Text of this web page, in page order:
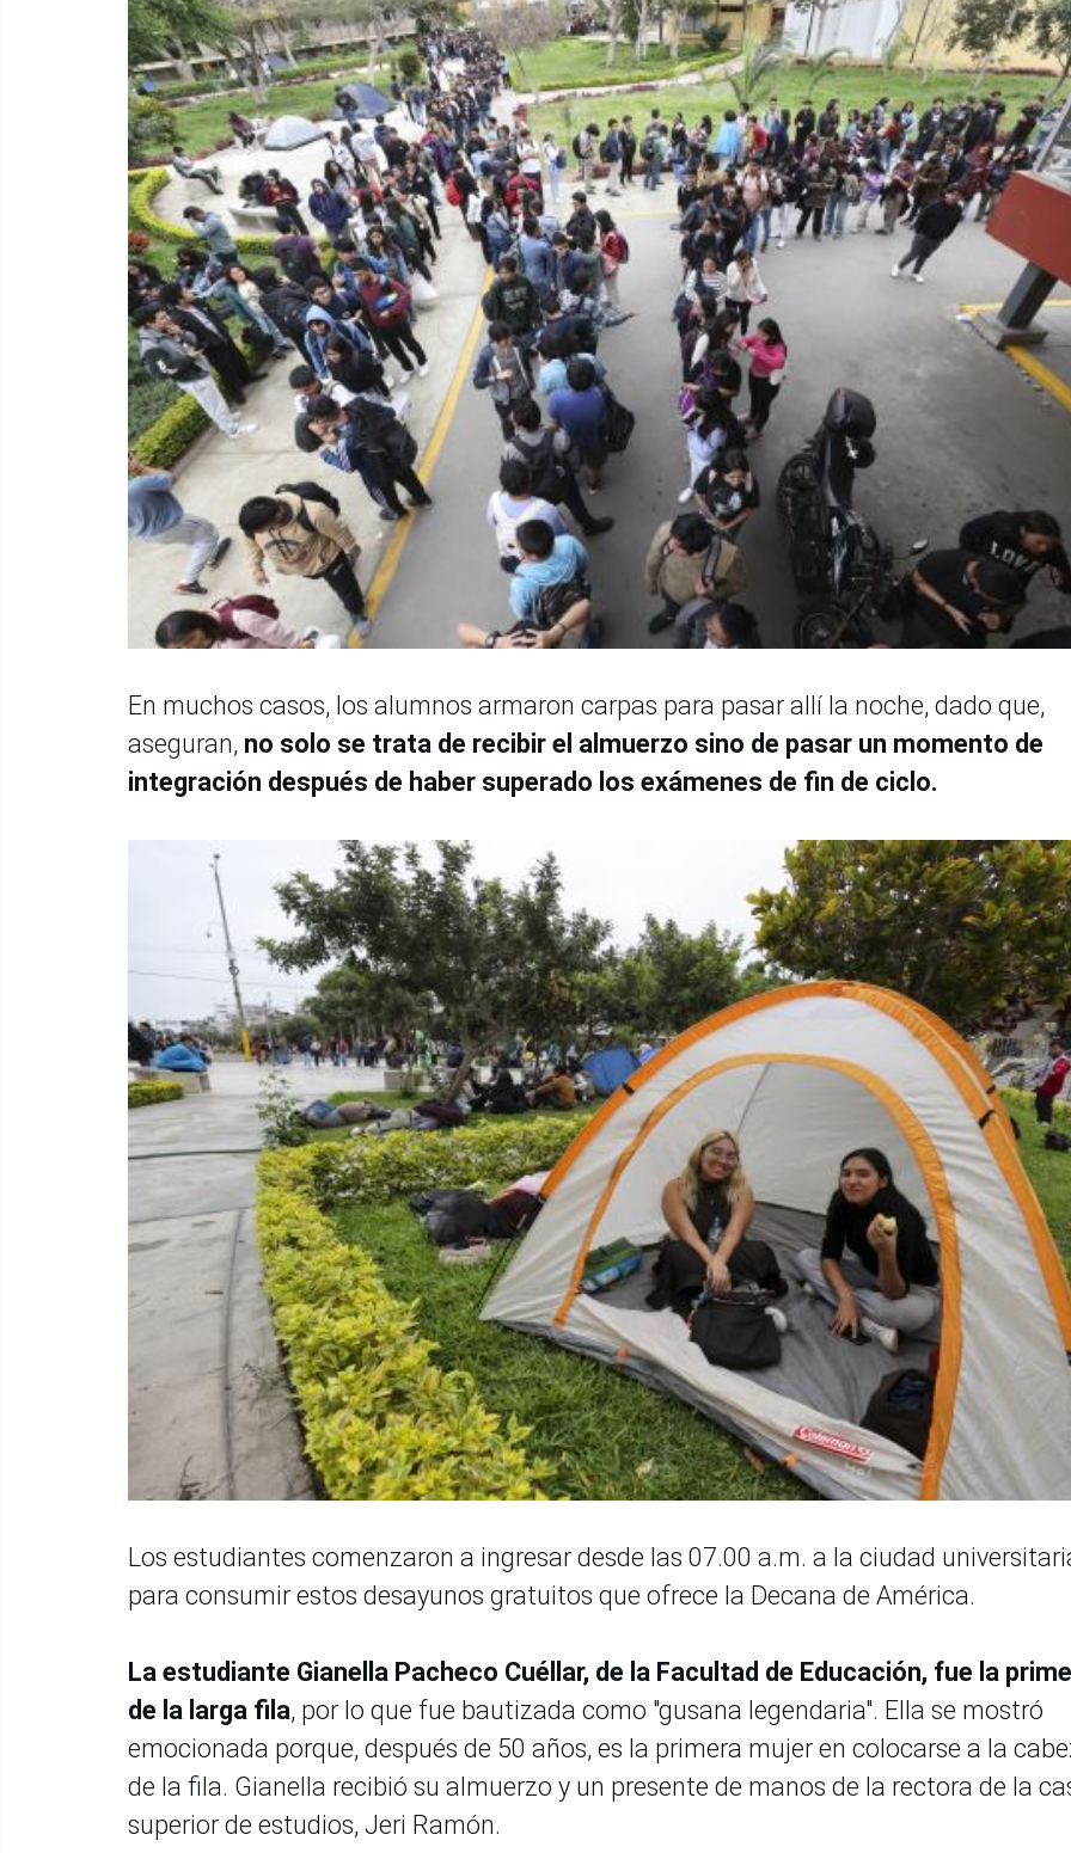
En muchos casos, los alumnos armaron carpas para pasar allí la noche, dado que,
aseguran, no solo se trata de recibir el almuerzo sino de pasar un momento de
integración después de haber superado los exámenes de fin de ciclo.
Los estudiantes comenzaron a ingresar desde las 07.00 a.m. a la ciudad
para consumir estos desayunos gratuitos que ofrece la Decana de América.
La estudiante Gianella Pacheco Cuéllar, de la Facultad de Educación, fue la
de la larga fila, por lo que fue bautizada como "gusana legendaria". Ella se mostró
emocionada porque, después de 50 años, es la primera mujer en colocarse a la
de la fila. Gianella recibió su almuerzo y un presente de manos de la rectora de la
superior de estudios, Jeri Ramón.